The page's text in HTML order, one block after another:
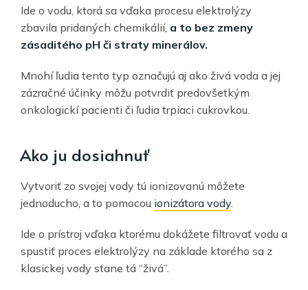
Ide o vodu, ktorá sa vďaka procesu elektrolýzy
zbavila pridaných chemikálií, a to bez zmeny
zásaditého pH či straty minerálov.
Mnohí ľudia tento typ označujú aj ako živá voda a jej
zázračné účinky môžu potvrdiť predovšetkým
onkologickí pacienti či ľudia trpiaci cukrovkou.
Ako ju dosiahnuť
Vytvoriť zo svojej vody tú ionizovanú môžete
jednoducho, a to pomocou ionizátora vody.
Ide o prístroj vďaka ktorému dokážete filtrovať vodu a
spustiť proces elektrolýzy na základe ktorého sa z
klasickej vody stane tá “živá”.